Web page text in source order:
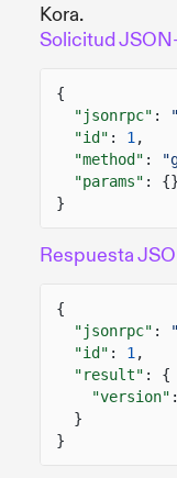
Kora.
Solicitud
{
"jsonrpc" :
"id" : 1 ,
"method" :
"params" : {}
}
Respuesta
{
"jsonrpc" :
"id" : 1 ,
"result" : {
"version" :
}
}